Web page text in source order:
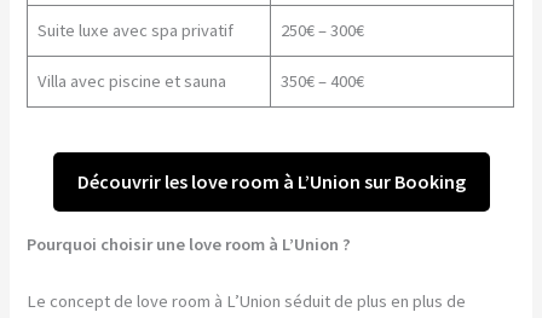
Suite luxe avec spa privatif 250€ – 300€
Villa avec piscine et sauna 350€ – 400€
Découvrir les love room à L’Union sur Booking
Pourquoi choisir une love room à L’Union ?
Le concept de love room à L’Union séduit de plus en plus de